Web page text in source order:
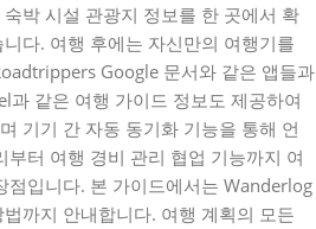
박 시설 관광지 정보를 한 곳에서 확
다. 여행 후에는 자신만의 여행기를
Google 문서와 같은 앱들과
같은 여행 가이드 정보도 제공하여
기기 간 자동 동기화 기능을 통해 언
터 여행 경비 관리 협업 기능까지 여
입니다. 본 가이드에서는 Wanderlog
까지 안내합니다. 여행 계획의 모든